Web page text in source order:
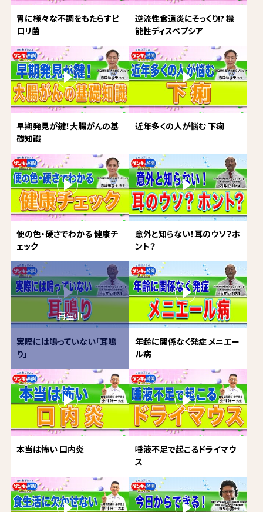
胃に様々な不調をもたらすピ
ロリ菌
逆流性食道炎にそっくり!? 機
能性ディスペプシア
早期発見が鍵！大腸がんの基
礎知識
近年多くの人が悩む 下痢
便の色・硬さでわかる 健康チ
ェック
意外と知らない！耳のウソ？ホ
ント？
実際には鳴っていない「耳鳴
り」
年齢に関係なく発症 メニエー
ル病
本当は怖い 口内炎
唾液不足で起こるドライマウ
ス